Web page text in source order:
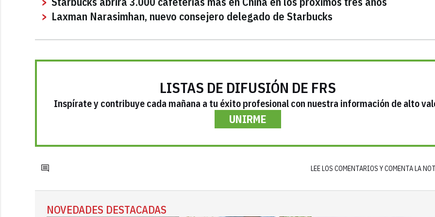
Laxman Narasimhan, nuevo consejero delegado de Starbucks
LISTAS DE DIFUSIÓN DE FRS
Inspírate y contribuye cada mañana a tu éxito profesional con nuestra información de alto
UNIRME
LEE LOS COMENTARIOS Y COMENTA LA
NOVEDADES DESTACADAS